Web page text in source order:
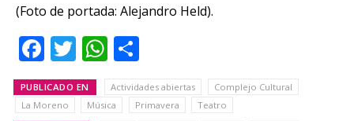
(Foto de portada: Alejandro Held).
Facebook
TwitterWhatsApp
PUBLICADO EN Actividades abiertas
Complejo Cultural
La Moreno
Música Primavera Teatro